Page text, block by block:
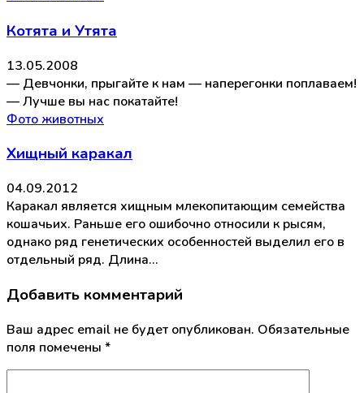
Котята и Утята
13.05.2008
— Девчонки, прыгайте к нам — наперегонки поплаваем!
— Лучше вы нас покатайте!
Фото животных
Хищный каракал
04.09.2012
Каракал является хищным млекопитающим семейства
кошачьих. Раньше его ошибочно относили к рысям,
однако ряд генетических особенностей выделил его в
отдельный ряд. Длина…
Добавить комментарий
Ваш адрес email не будет опубликован. Обязательные
поля помечены *